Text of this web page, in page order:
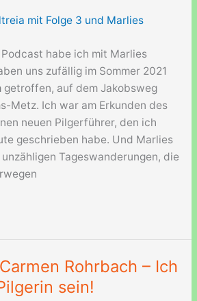
habe ich mit Marlies
uns zufällig im Sommer 2021
getroffen, auf dem Jakobsweg
Metz. Ich war am Erkunden des
neuen Pilgerführer, den ich
geschrieben habe. Und Marlies
Tageswanderungen, die
Rohrbach – Ich
sein!